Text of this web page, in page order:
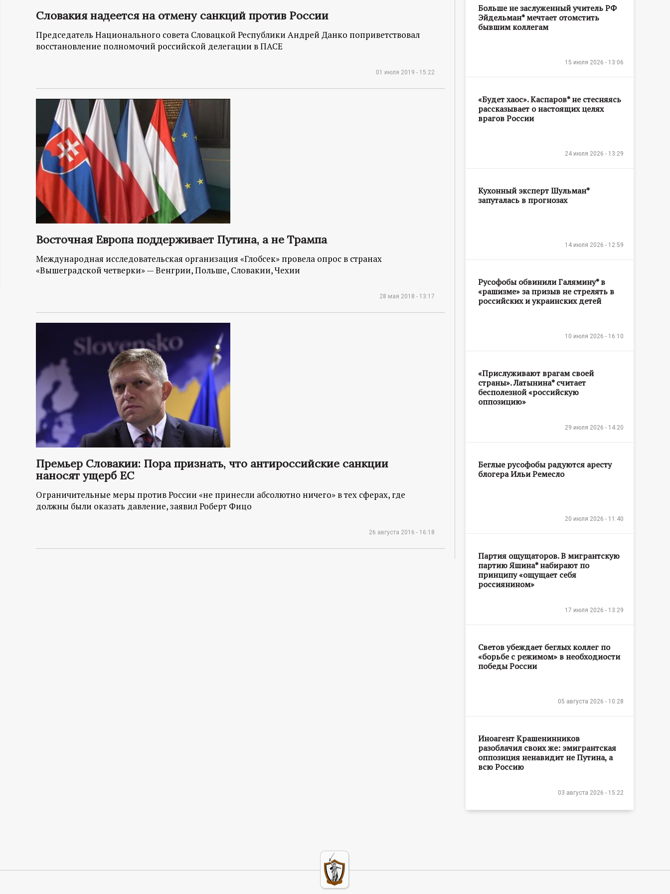
Н
-
н
о
р
м
а
ц
и
н
й
п
о
р
т
а
Словакия надеется на отмену санкций против России
Председатель Национального совета Словацкой Республики Андрей Данко поприветствовал
восстановление полномочий российской делегации в ПАСЕ
01 июля 2019 - 15:22
Восточная Европа поддерживает Путина, а не Трампа
Международная исследовательская организация «Глобсек» провела опрос в странах
«Вышеградской четверки» — Венгрии, Польше, Словакии, Чехии
28 мая 2018 - 13:17
Премьер Словакии: Пора признать, что антироссийские санкции
наносят ущерб ЕС
Ограничительные меры против России «не принесли абсолютно ничего» в тех сферах, где
должны были оказать давление, заявил Роберт Фицо
26 августа 2016 - 16:18
Больше не заслуженный учитель РФ
Эйдельман* мечтает отомстить
бывшим коллегам
15 июля 2026 - 13:06
«Будет хаос». Каспаров* не стесняясь
рассказывает о настоящих целях
врагов России
24 июля 2026 - 13:29
Кухонный эксперт Шульман*
запуталась в прогнозах
14 июля 2026 - 12:59
Русофобы обвинили Галямину* в
«рашизме» за призыв не стрелять в
российских и украинских детей
10 июля 2026 - 16:10
«Прислуживают врагам своей
страны». Латынина* считает
бесполезной «российскую
оппозицию»
29 июля 2026 - 14:20
Беглые русофобы радуются аресту
блогера Ильи Ремесло
20 июля 2026 - 11:40
Партия ощущаторов. В мигрантскую
партию Яшина* набирают по
принципу «ощущает себя
россиянином»
17 июля 2026 - 13:29
Светов убеждает беглых коллег по
«борьбе с режимом» в необходиости
победы России
05 августа 2026 - 10:28
Иноагент Крашенинников
разоблачил своих же: эмигрантская
оппозиция ненавидит не Путина, а
всю Россию
03 августа 2026 - 15:22